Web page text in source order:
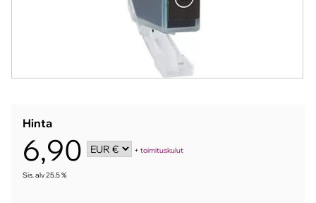
Hinta
6,90 +toimituskulut
Sis. alv 25.5 %